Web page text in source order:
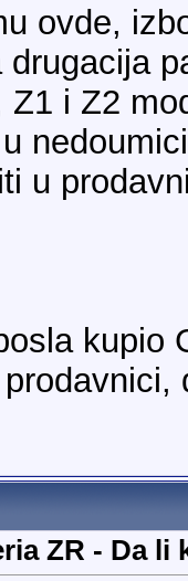
ovde,
drugacija
Z1 i Z2
u
kupio
ZR - Da li